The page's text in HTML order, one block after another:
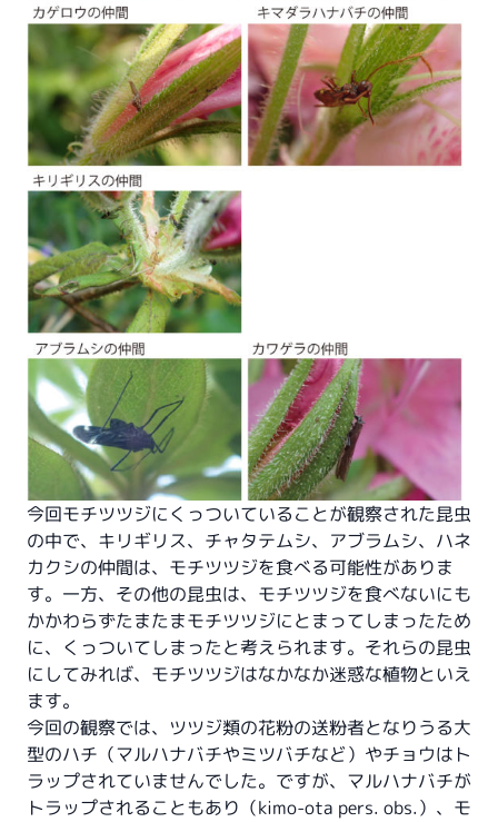
今回モチツツジにくっついていることが観察された昆虫
の中で、キリギリス、チャタテムシ、アブラムシ、ハネ
カクシの仲間は、モチツツジを食べる可能性がありま
す。一方、その他の昆虫は、モチツツジを食べないにも
かかわらずたまたまモチツツジにとまってしまったため
に、くっついてしまったと考えられます。それらの昆虫
にしてみれば、モチツツジはなかなか迷惑な植物といえ
ます。
今回の観察では、ツツジ類の花粉の送粉者となりうる大
型のハチ（マルハナバチやミツバチなど）やチョウはト
ラップされていませんでした。ですが、マルハナバチが
トラップされることもあり（kimo-ota pers. obs.）、モ